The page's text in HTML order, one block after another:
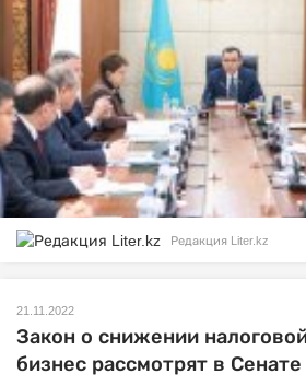
Редакция Liter.kz
21.11.2022
Закон о снижении
бизнес рассмотрят в Сенате